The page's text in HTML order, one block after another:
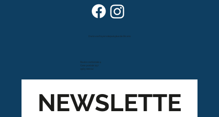
Route cantonale 4
Case postale 157
1963 Vétroz
Dans vos foyers depuis plus de 80 ans
NEWSLETTE